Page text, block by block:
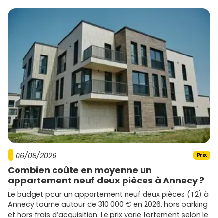
06/08/2026 Prix
Combien coûte en moyenne un
appartement neuf deux pièces à Annecy ?
Le budget pour un appartement neuf deux pièces (T2) à
Annecy tourne autour de 310 000 € en 2026, hors parking
et hors frais d’acquisition. Le prix varie fortement selon le